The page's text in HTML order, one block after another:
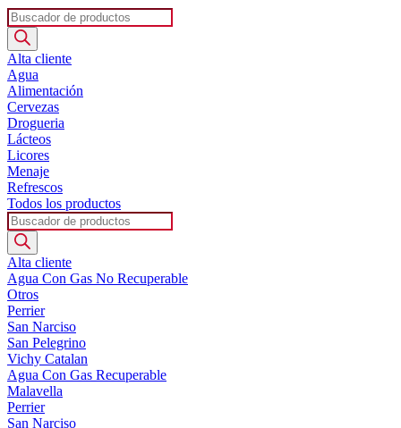
Búsqueda
de
productos
Alta cliente
Agua
Alimentación
Cervezas
Drogueria
Lácteos
Licores
Menaje
Refrescos
Todos los productos
Búsqueda
de
productos
Alta cliente
Agua Con Gas No Recuperable
Otros
Perrier
San Narciso
San Pelegrino
Vichy Catalan
Agua Con Gas Recuperable
Malavella
Perrier
San Narciso